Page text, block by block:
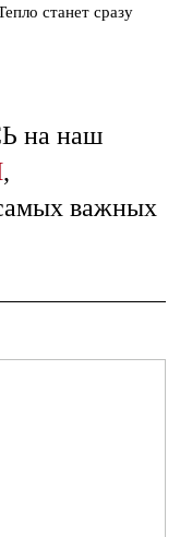
станет сразу
на наш
,
важных